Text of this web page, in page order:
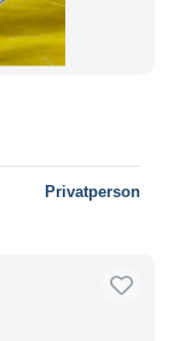
Privatperson